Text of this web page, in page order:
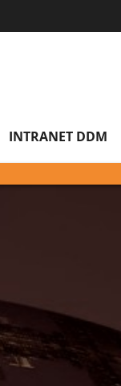
INTRANET DDM